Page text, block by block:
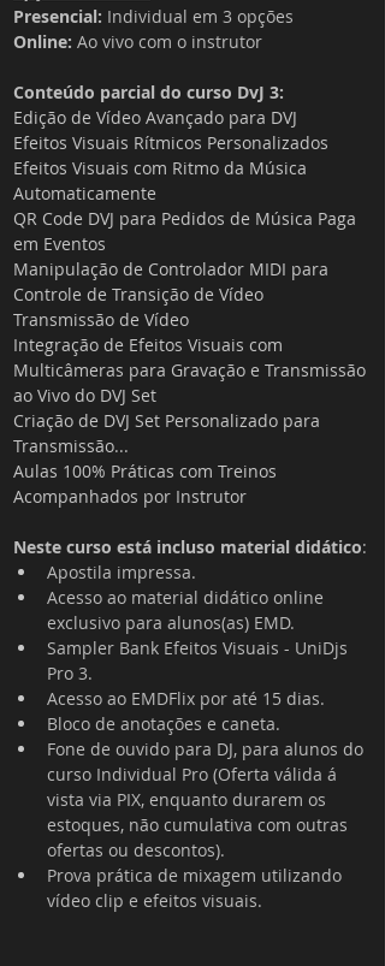
Presencial: Individual em 3 opções
Online: Ao vivo com o instrutor
Conteúdo parcial do curso DvJ 3:
Edição de Vídeo Avançado para DVJ
Efeitos Visuais Rítmicos Personalizados
Efeitos Visuais com Ritmo da Música
Automaticamente
QR Code DVJ para Pedidos de Música Paga
em Eventos
Manipulação de Controlador MIDI para
Controle de Transição de Vídeo
Transmissão de Vídeo
Integração de Efeitos Visuais com
Multicâmeras para Gravação e Transmissão
ao Vivo do DVJ Set
Criação de DVJ Set Personalizado para
Transmissão...
Aulas 100% Práticas com Treinos
Acompanhados por Instrutor
Neste curso está incluso material didático:
Apostila impressa.
Acesso ao material didático online
exclusivo para alunos(as) EMD.
Sampler Bank Efeitos Visuais - UniDjs
Pro 3.
Acesso ao EMDFlix por até 15 dias.
Bloco de anotações e caneta.
Fone de ouvido para DJ, para alunos do
curso Individual Pro (Oferta válida á
vista via PIX, enquanto durarem os
estoques, não cumulativa com outras
ofertas ou descontos).
Prova prática de mixagem utilizando
vídeo clip e efeitos visuais.